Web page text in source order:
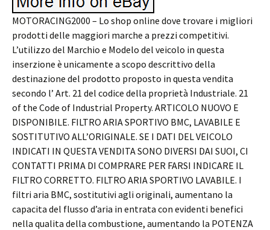
MOTORACING2000 – Lo shop online dove trovare i migliori
prodotti delle maggiori marche a prezzi competitivi.
L’utilizzo del Marchio e Modelo del veicolo in questa
inserzione è unicamente a scopo descrittivo della
destinazione del prodotto proposto in questa vendita
secondo l’ Art. 21 del codice della proprietà Industriale. 21
of the Code of Industrial Property. ARTICOLO NUOVO E
DISPONIBILE. FILTRO ARIA SPORTIVO BMC, LAVABILE E
SOSTITUTIVO ALL’ORIGINALE. SE I DATI DEL VEICOLO
INDICATI IN QUESTA VENDITA SONO DIVERSI DAI SUOI, CI
CONTATTI PRIMA DI COMPRARE PER FARSI INDICARE IL
FILTRO CORRETTO. FILTRO ARIA SPORTIVO LAVABILE. I
filtri aria BMC, sostitutivi agli originali, aumentano la
capacita del flusso d’aria in entrata con evidenti benefici
nella qualita della combustione, aumentando la POTENZA